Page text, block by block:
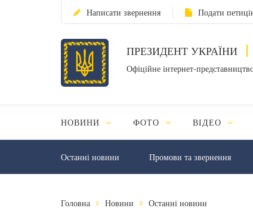
Написати звернення Подати
ПРЕЗИДЕНТ УКРАЇНИ
Офіційне інтернет-
НОВИНИ ФОТО ВІДЕО
Останні новини Промови та звернення
Головна Новини Останні новини